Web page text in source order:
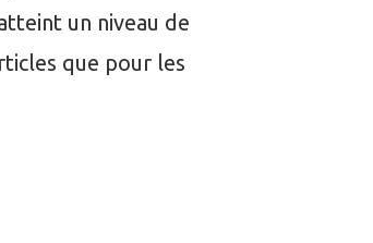
un niveau de
que pour les